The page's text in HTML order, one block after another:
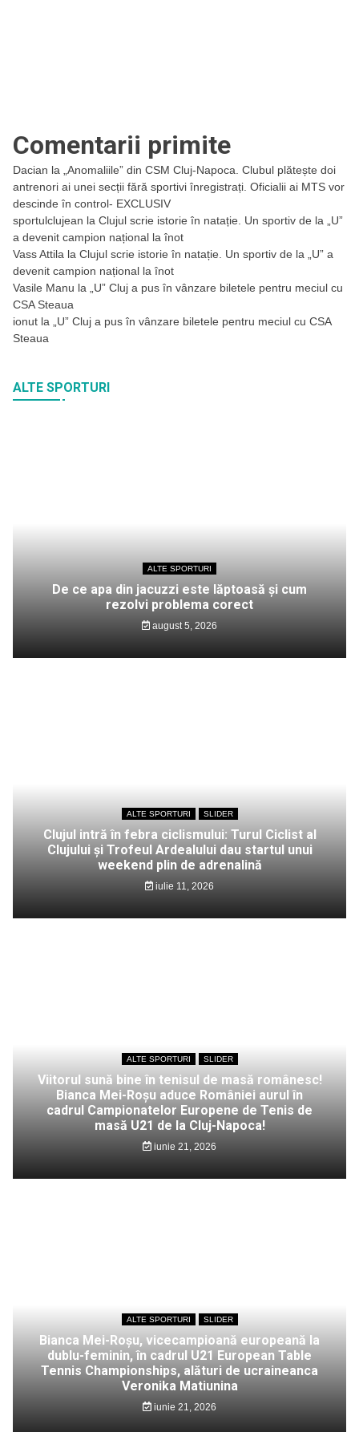
Comentarii primite
Dacian la
„Anomaliile” din CSM Cluj-Napoca. Clubul plătește doi
antrenori ai unei secții fără sportivi înregistrați. Oficialii ai MTS vor
descinde în control- EXCLUSIV
sportulclujean la Clujul scrie istorie în natație. Un sportiv de la „U”
a devenit campion național la înot
Vass Attila la Clujul scrie istorie în natație. Un sportiv de la „U” a
devenit campion național la înot
Vasile Manu la
„U” Cluj a pus în vânzare biletele pentru meciul cu
CSA Steaua
ionut la
„U” Cluj a pus în vânzare biletele pentru meciul cu CSA
Steaua
ALTE SPORTURI
ALTE SPORTURI
De ce apa din jacuzzi este lăptoasă și cum
rezolvi problema corect
august 5, 2026
ALTE SPORTURI SLIDER
Clujul intră în febra ciclismului: Turul Ciclist al
Clujului și Trofeul Ardealului dau startul unui
weekend plin de adrenalină
iulie 11, 2026
ALTE SPORTURI SLIDER
Viitorul sună bine în tenisul de masă românesc!
Bianca Mei-Roșu aduce României aurul în
cadrul Campionatelor Europene de Tenis de
masă U21 de la Cluj-Napoca!
iunie 21, 2026
ALTE SPORTURI SLIDER
Bianca Mei-Roșu, vicecampioană europeană la
dublu-feminin, în cadrul U21 European Table
Tennis Championships, alături de ucraineanca
Veronika Matiunina
iunie 21, 2026